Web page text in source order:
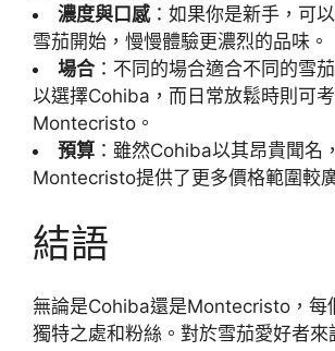
濃度與口感：如果你是新手，可
雪茄開始，慢慢體驗更濃烈的品味。
場合 ：不同的場合適合不同的雪
以選擇Cohiba，而日常放鬆時則可
Montecristo。
預算 ：雖然Cohiba以其昂貴聞名
Montecristo提供了更多價格範圍較
結語
無論是Cohiba還是Montecristo，每
獨特之處和粉絲。對於雪茄愛好者來